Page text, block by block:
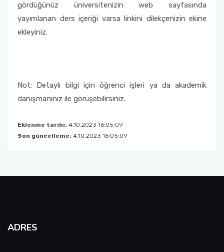
gördüğünüz üniversitenizin web sayfasında
yayımlanan ders içeriği varsa linkini dilekçenizin ekine
ekleyiniz.
Not: Detaylı bilgi için öğrenci işleri ya da akademik
danışmanınız ile görüşebilirsiniz.
Eklenme tarihi: 4.10.2023 16:05:09
Son güncelleme: 4.10.2023 16:05:09
ADRES